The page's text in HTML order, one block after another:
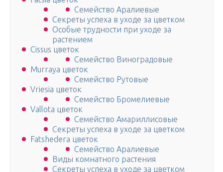
Семейство Аралиевые
Секреты успеха в уходе за цветком
Особые трудности при уходе за
растением
Cissus цветок
Семейство Виноградовые
Murraya цветок
Семейство Рутовые
Vriesia цветок
Семейство Бромелиевые
Vallota цветок
Семейство Амариллисовые
Секреты успеха в уходе за цветком
Fatshedera цветок
Семейство Аралиевые
Виды комнатного растения
Секреты успеха в уходе за цветком